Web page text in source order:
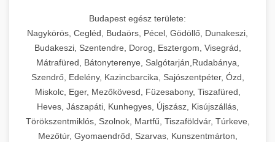
Budapest egész területe:
Nagykörös, Cegléd, Budaörs, Pécel, Gödöllő, Dunakeszi,
Budakeszi, Szentendre, Dorog, Esztergom, Visegrád,
Mátrafüred, Bátonyterenye, Salgótarján,Rudabánya,
Szendrő, Edelény, Kazincbarcika, Sajószentpéter, Ózd,
Miskolc, Eger, Mezőkövesd, Füzesabony, Tiszafüred,
Heves, Jászapáti, Kunhegyes, Újszász, Kisújszállás,
Törökszentmiklós, Szolnok, Martfű, Tiszaföldvár, Túrkeve,
Mezőtúr, Gyomaendrőd, Szarvas, Kunszentmárton,